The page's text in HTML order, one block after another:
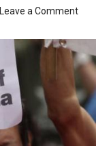
Leave a Comment